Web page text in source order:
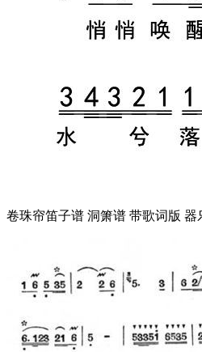
卷珠帘笛子谱 洞箫谱 带歌词版 器